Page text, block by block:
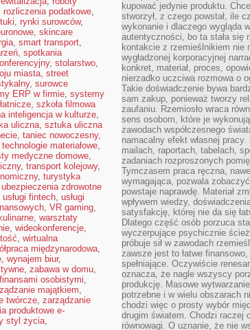
rozliczenia podatkowe,
, rynki surowców,
, skincare
, smart transport,
, spotkania
, stolarstwo,
miasta, street
, surowce
ERP w firmie, systemy
, szkoła filmowa
inteligencja w kulturze,
uliczna, sztuka uliczna
, taniec nowoczesny,
technologie materiałowe,
medyczne domowe,
, transport kolejowy,
, turystyka
ubezpieczenia zdrowotne
usługi fintech, usługi
, VR gaming,
, warsztaty
, wideokonferencje,
, wirtualna
międzynarodowa,
, wynajem biur,
, zabawa w domu,
osobistymi,
majątkiem,
twórcze, zarządzanie
produktowe e-
styl życia,
kupować jedynie produktu.
stworzył, z czego powstał, ile
wykonanie i dlaczego wygląda
autentyczności, bo ta stała się
kontakcie z rzemieślnikiem nie
wygładzonej korporacyjnej
konkret, materiał, proces,
nierzadko uczciwa rozmowa o
Takie doświadczenie bywa
sam zakup, ponieważ tworzy
zaufaniu. Rzemiosło wraca
sens osobom, które je
zawodach współczesnego
namacalny efekt własnej pracy.
mailach, raportach, tabelach,
zadaniach rozproszonych
Tymczasem praca ręczna,
wymagająca, pozwala
powstaje naprawdę. Materiał
wpływem wiedzy,
satysfakcję, której nie da się
Dlatego część osób porzuca
wyczerpujące psychicznie
próbuje sił w zawodach
zawsze jest to łatwe finansowo,
spełniające. Oczywiście
oznacza, że nagle wszyscy
produkcję. Masowe
potrzebne i w wielu obszarach
chodzi więc o prosty wybór
drugim światem. Chodzi raczej
równowagi. O uznanie, że nie